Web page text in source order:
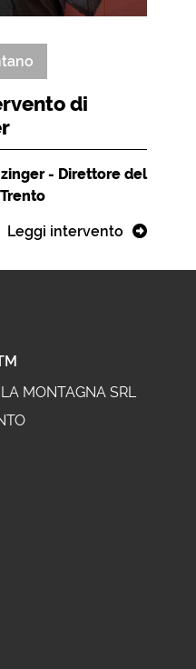
di
- Direttore del
Leggi intervento
MONTAGNA SRL